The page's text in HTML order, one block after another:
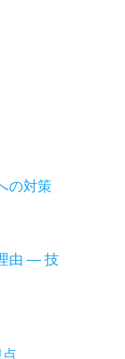
の対策
由 ― 技